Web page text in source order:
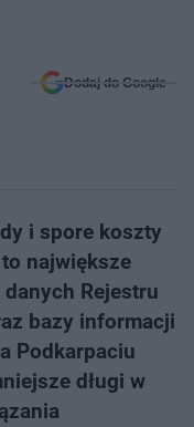
Dodaj do Google
i spore koszty
największe
Rejestru
bazy informacji
Podkarpaciu
długi w